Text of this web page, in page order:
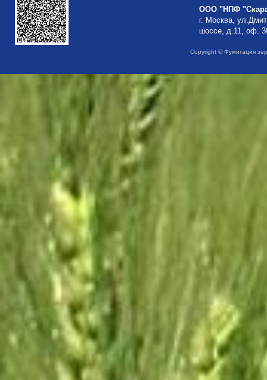
ООО "НПФ
г. Москва,
шоссе, д.11, оф.
Copyright © Фумигация